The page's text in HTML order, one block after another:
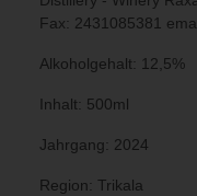
Fax: 2431085381
Alkoholgehalt: 12,5%
Inhalt: 500ml
Jahrgang: 2024
Region: Trikala